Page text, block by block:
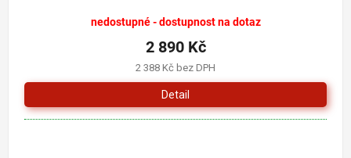
nedostupné - dostupnost na dotaz
2 388 Kč bez DPH
2 890 Kč
Detail